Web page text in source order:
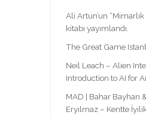
Ali Artun’un “Mimarlık
kitabı yayımlandı.
The Great Game
Neil Leach – Alien
Introduction to AI for
MAD | Bahar Bayhan
Eryılmaz – Kentte